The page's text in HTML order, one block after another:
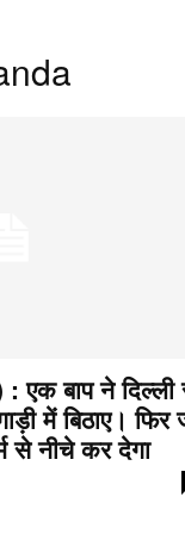
: एक बाप ने
में बिठाए। फिर
से नीचे कर देगा